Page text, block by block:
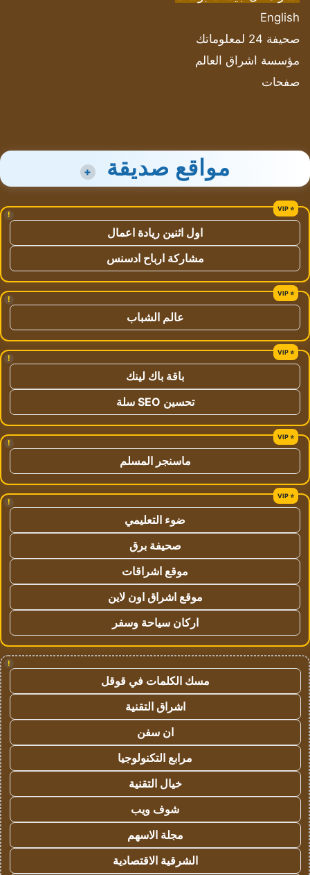
English
صحيفة 24 لمعلوماتك
مؤسسة اشراق العالم
صفحات
مواقع صديقة +
!
اول اثنين ريادة اعمال
مشاركة ارباح ادسنس
!
عالم الشباب
!
باقة باك لينك
تحسين SEO سلة
!
ماسنجر المسلم
!
ضوء التعليمي
صحيفة برق
موقع اشراقات
موقع اشراق اون لاين
اركان سياحة وسفر
!
مسك الكلمات في قوقل
اشراق التقنية
ان سفن
مرابع التكنولوجيا
خيال التقنية
شوف ويب
مجلة الاسهم
الشرقية الاقتصادية